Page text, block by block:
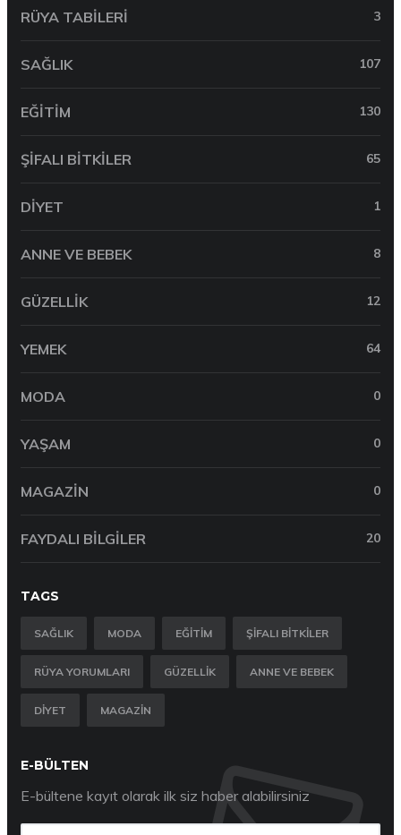
RÜYA TABILERI 3
SAĞLIK 107
EĞITIM 130
ŞIFALI BITKILER 65
DIYET 1
ANNE VE BEBEK 8
GÜZELLIK 12
YEMEK 64
MODA 0
YAŞAM 0
MAGAZIN 0
FAYDALI BILGILER 20
TAGS
SAĞLIK MODA EĞITIM ŞIFALI BITKILER
RÜYA YORUMLARI GÜZELLIK ANNE VE BEBEK
DIYET MAGAZIN
E-BÜLTEN
E-bültene kayıt olarak ilk siz haber alabilirsiniz